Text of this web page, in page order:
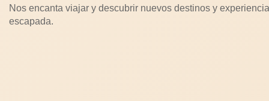
Nos encanta viajar y descubrir nuevos destinos y
escapada.